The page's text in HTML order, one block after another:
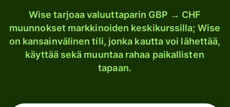
Wise tarjoaa valuuttaparin GBP → CHF
muunnokset markkinoiden keskikurssilla; Wise
on kansainvälinen tili, jonka kautta voi lähettää,
käyttää sekä muuntaa rahaa paikallisten
tapaan.